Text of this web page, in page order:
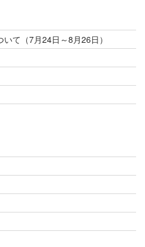
て（7月24日～8月26日）